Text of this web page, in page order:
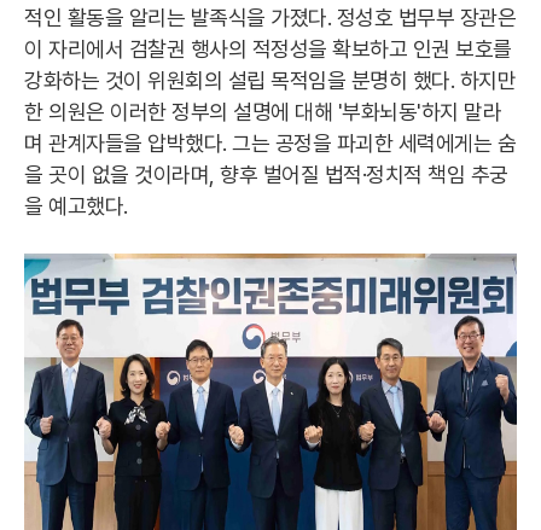
적인 활동을 알리는 발족식을 가졌다. 정성호 법무부 장관은
이 자리에서 검찰권 행사의 적정성을 확보하고 인권 보호를
강화하는 것이 위원회의 설립 목적임을 분명히 했다. 하지만
한 의원은 이러한 정부의 설명에 대해 '부화뇌동'하지 말라
며 관계자들을 압박했다. 그는 공정을 파괴한 세력에게는 숨
을 곳이 없을 것이라며, 향후 벌어질 법적·정치적 책임 추궁
을 예고했다.